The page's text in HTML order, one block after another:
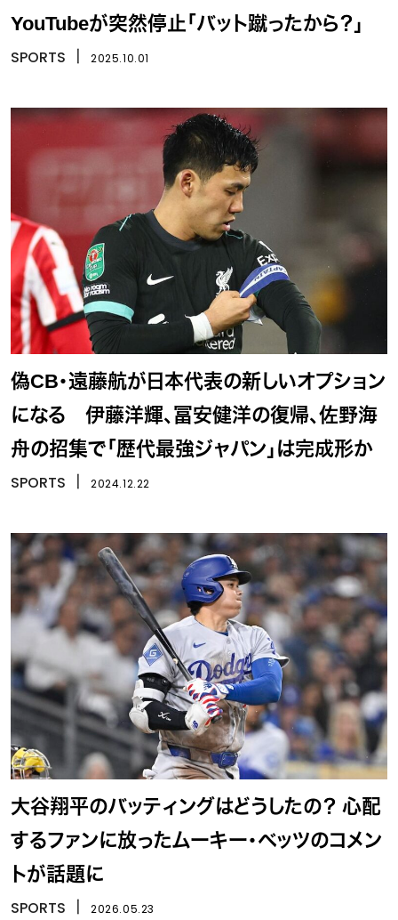
YouTubeが突然停止「バット蹴ったから？」
SPORTS 2025.10.01
偽CB・遠藤航が日本代表の新しいオプション
になる 伊藤洋輝、冨安健洋の復帰、佐野海
舟の招集で「歴代最強ジャパン」は完成形か
SPORTS 2024.12.22
大谷翔平のバッティングはどうしたの？ 心配
するファンに放ったムーキー・ベッツのコメン
トが話題に
SPORTS 2026.05.23